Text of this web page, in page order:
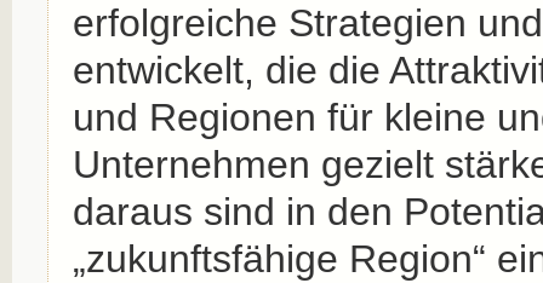
erfolgreiche Strategien
entwickelt, die die
und Regionen für kleine
Unternehmen gezielt
daraus sind in den
„zukunftsfähige Region“